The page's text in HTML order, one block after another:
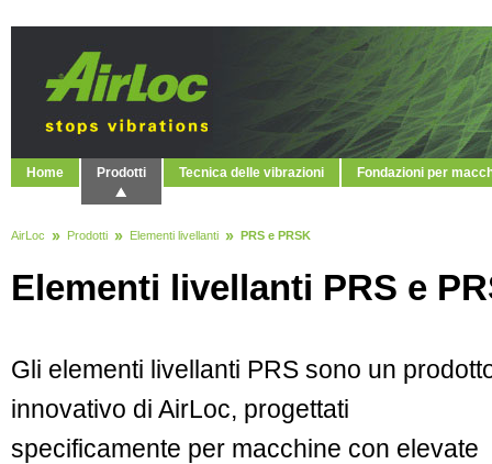
Home Prodotti Tecnica delle vibrazioni Fondazioni per
AirLoc Prodotti Elementi livellanti PRS e PRSK
Elementi livellanti PRS e
Gli elementi livellanti PRS sono un
innovativo di AirLoc, progettati
specificamente per macchine con elevate